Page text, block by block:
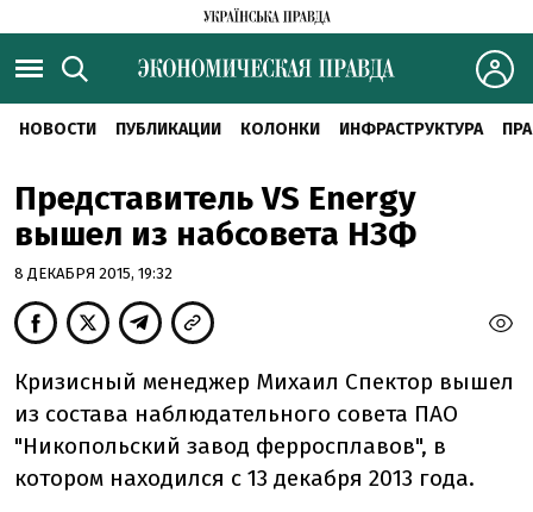
НОВОСТИ ПУБЛИКАЦИИ КОЛОНКИ ИНФРАСТРУКТУРА
Представитель VS Energy
вышел из набсовета НЗФ
8 ДЕКАБРЯ 2015, 19:32
Кризисный менеджер Михаил Спектор вышел
из состава наблюдательного совета ПАО
"Никопольский завод ферросплавов", в
котором находился с 13 декабря 2013 года.